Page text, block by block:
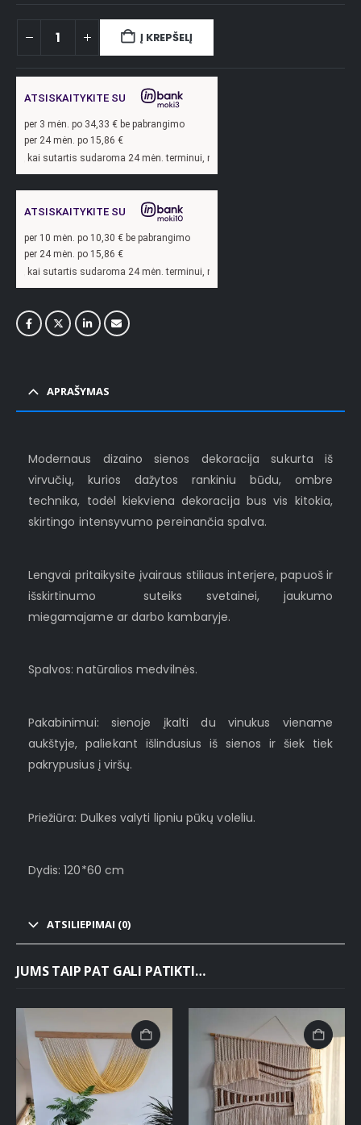
Į KREPŠELĮ
ATSISKAITYKITE SU
per 3 mėn. po 34,33 € be pabrangimo
per 24 mėn. po 15,86 €
sutartis sudaroma 24 mėn. terminui, metinė palūkanų norma –
ATSISKAITYKITE SU
per 10 mėn. po 10,30 € be pabrangimo
per 24 mėn. po 15,86 €
sutartis sudaroma 24 mėn. terminui, metinė palūkanų norma –
APRAŠYMAS
Modernaus dizaino sienos dekoracija sukurta iš
virvučių, kurios dažytos rankiniu būdu, ombre
technika, todėl kiekviena dekoracija bus vis kitokia,
skirtingo intensyvumo pereinančia spalva.
Lengvai pritaikysite įvairaus stiliaus interjere, papuoš ir
išskirtinumo suteiks svetainei, jaukumo
miegamajame ar darbo kambaryje.
Spalvos: natūralios medvilnės.
Pakabinimui: sienoje įkalti du vinukus viename
aukštyje, paliekant išlindusius iš sienos ir šiek tiek
pakrypusius į viršų.
Priežiūra: Dulkes valyti lipniu pūkų voleliu.
Dydis: 120*60 cm
ATSILIEPIMAI (0)
JUMS TAIP PAT GALI PATIKTI…